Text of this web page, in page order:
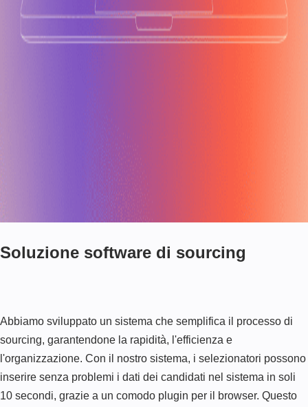
Soluzione software di sourcing
Abbiamo sviluppato un sistema che semplifica il processo di
sourcing, garantendone la rapidità, l'efficienza e
l'organizzazione. Con il nostro sistema, i selezionatori possono
inserire senza problemi i dati dei candidati nel sistema in soli
10 secondi, grazie a un comodo plugin per il browser. Questo